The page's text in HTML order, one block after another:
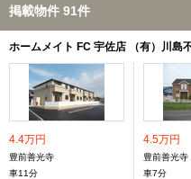
掲載物件 91件
ホームメイト FC 宇佐店 （有）川島
4.4万円
豊前善光寺
車11分
4.5万円
豊前善光寺
車7分